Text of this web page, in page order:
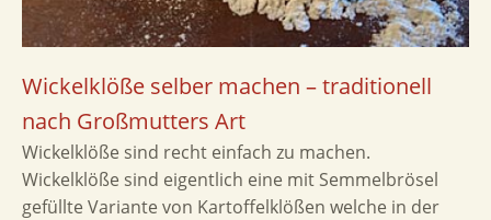
Wickelklöße selber machen – traditionell
nach Großmutters Art
Wickelklöße sind recht einfach zu machen.
Wickelklöße sind eigentlich eine mit Semmelbrösel
gefüllte Variante von Kartoffelklößen welche in der